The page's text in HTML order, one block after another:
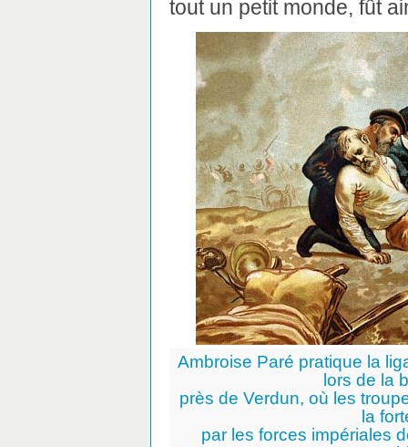
tout un petit monde, fût
Ambroise Paré pratique la
lors de la
près de Verdun, où les
la
par les forces impériales